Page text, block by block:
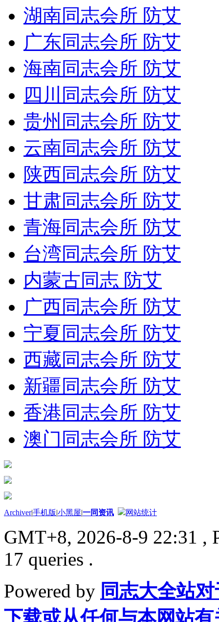
湖南同志会所 防艾
广东同志会所 防艾
海南同志会所 防艾
四川同志会所 防艾
贵州同志会所 防艾
云南同志会所 防艾
陕西同志会所 防艾
甘肃同志会所 防艾
青海同志会所 防艾
台湾同志会所 防艾
内蒙古同志 防艾
广西同志会所 防艾
宁夏同志会所 防艾
西藏同志会所 防艾
新疆同志会所 防艾
香港同志会所 防艾
澳门同志会所 防艾
Archiver|手机版|小黑屋|一同资讯 网站统计
GMT+8, 2026-8-9 22:31 ,
17 queries .
Powered by 同志大全站
下载或从任何与本网站